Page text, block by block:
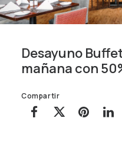
PROMOCIONES
RESTAURANTES
CORPORATIVO
Desayuno
mañana con
Compartir